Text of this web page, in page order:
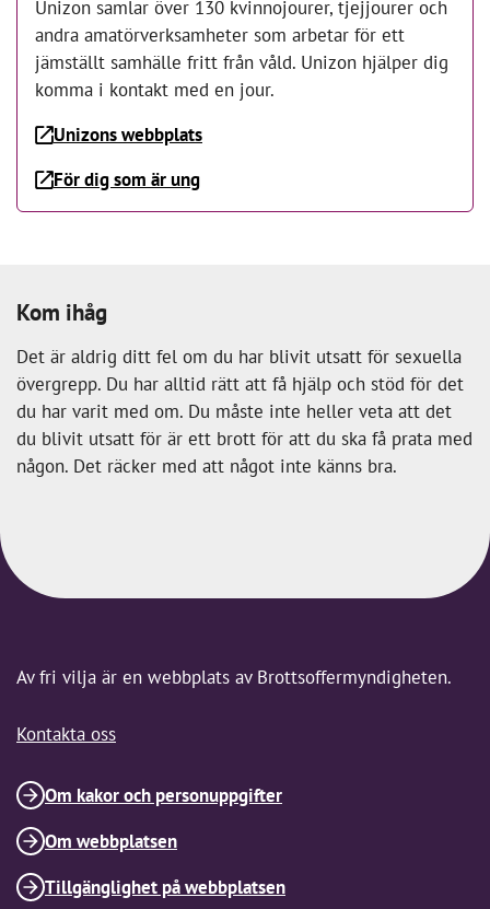
Unizon samlar över 130 kvinnojourer, tjejjourer och
andra amatörverksamheter som arbetar för ett
jämställt samhälle fritt från våld. Unizon hjälper dig
komma i kontakt med en jour.
Unizons webbplats
För dig som är ung
Kom ihåg
Det är aldrig ditt fel om du har blivit utsatt för sexuella
övergrepp. Du har alltid rätt att få hjälp och stöd för det
du har varit med om. Du måste inte heller veta att det
du blivit utsatt för är ett brott för att du ska få prata med
någon. Det räcker med att något inte känns bra.
Av fri vilja är en webbplats av Brottsoffermyndigheten.
Kontakta oss
Om kakor och personuppgifter
Om webbplatsen
Tillgänglighet på webbplatsen